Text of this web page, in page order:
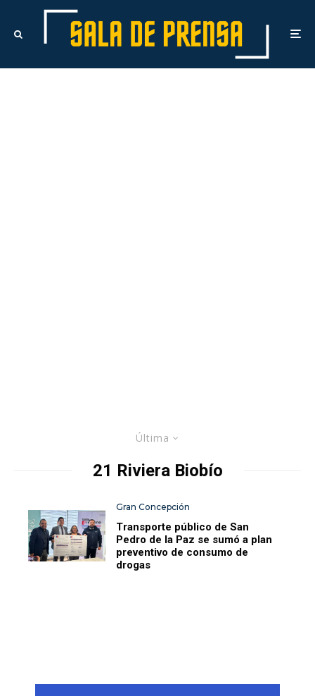
Última
21 Riviera Biobío
Gran Concepción
Transporte público de San
Pedro de la Paz se sumó a plan
preventivo de consumo de
drogas